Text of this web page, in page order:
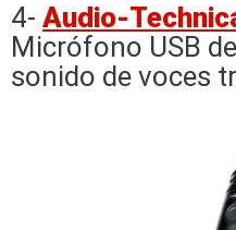
4- Audio-
Micrófono USB
sonido de voces